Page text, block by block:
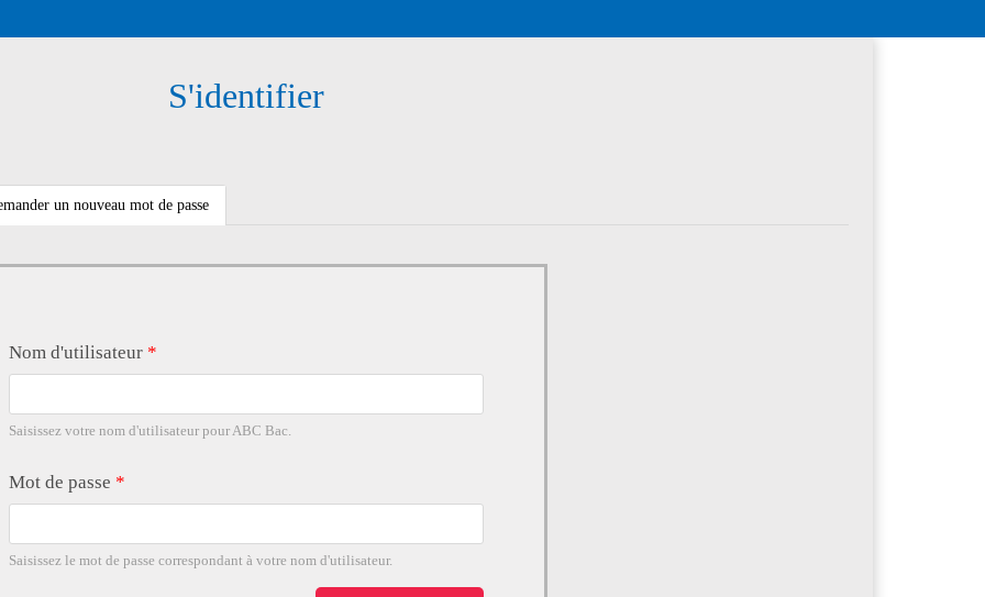
S'identifier
un nouveau mot de passe
Nom d'utilisateur *
Saisissez votre nom d'utilisateur pour ABC Bac.
Mot de passe *
Saisissez le mot de passe correspondant à votre nom d'utilisateur.